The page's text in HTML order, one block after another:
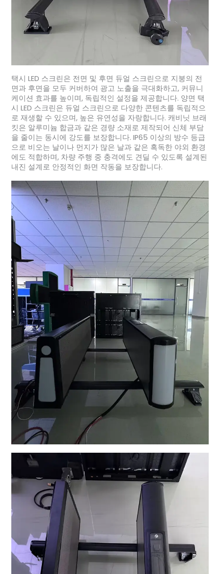
택시 LED 스크린은 전면 및 후면 듀얼 스크린으로 지붕의 전
면과 후면을 모두 커버하여 광고 노출을 극대화하고, 커뮤니
케이션 효과를 높이며, 독립적인 설정을 제공합니다. 양면 택
시 LED 스크린은 듀얼 스크린으로 다양한 콘텐츠를 독립적으
로 재생할 수 있으며, 높은 유연성을 자랑합니다. 캐비닛 브래
킷은 알루미늄 합금과 같은 경량 소재로 제작되어 신체 부담
을 줄이는 동시에 강도를 보장합니다. IP65 이상의 방수 등급
으로 비오는 날이나 먼지가 많은 날과 같은 혹독한 야외 환경
에도 적합하며, 차량 주행 중 충격에도 견딜 수 있도록 설계된
내진 설계로 안정적인 화면 작동을 보장합니다.